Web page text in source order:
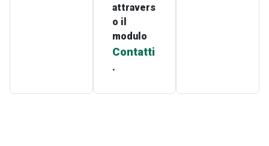
attravers
o il
modulo
Contatti
.